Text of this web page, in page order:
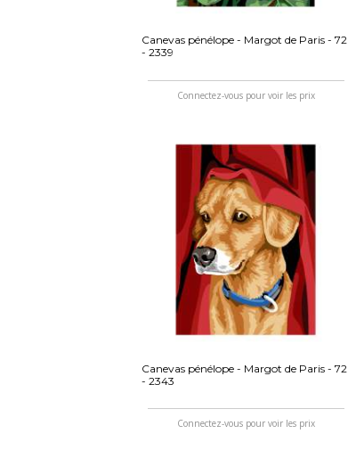
Canevas pénélope - Margot de Paris - 72
- 2339
Connectez-vous pour voir les prix
Canevas pénélope - Margot de Paris - 72
- 2343
Connectez-vous pour voir les prix